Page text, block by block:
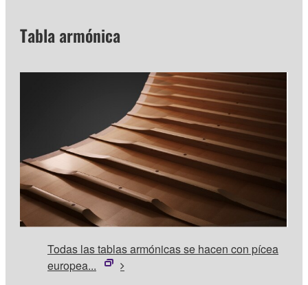
Tabla armónica
Todas las tablas armónicas se hacen con pícea
europea...